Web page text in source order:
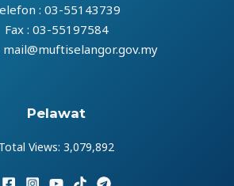
: 03-55143739
Fax : 03-55197584
Pelawat
Total Views: 3,079,892